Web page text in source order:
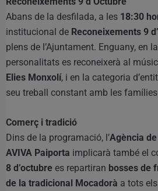
Abans de la desfilada, a les 18:30
institucional de Reconeixements 9
plens de l’Ajuntament. Enguany, en
personalitats es reconeixerà al
Elies Monxolí, i en la categoria
seu treball constant amb les
Comerç i tradició
Dins de la programació, l’Agència
AVIVA Paiporta implicarà també el
8 d’octubre es repartiran bosses de
de la tradicional Mocadorà a tots